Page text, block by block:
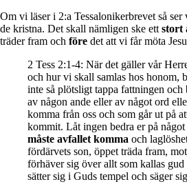
Om vi läser i 2:a Tessalonikerbrevet så
de kristna. Det skall nämligen ske ett stort
träder fram och före det att vi får möta
2 Tess 2:1-4: När det gäller vår
och hur vi skall samlas hos honom,
inte så plötsligt tappa fattningen och
av någon ande eller av något ord
komma från oss och som går ut på
kommit. Låt ingen bedra er på
måste avfallet komma och
fördärvets son, öppet träda fram,
förhäver sig över allt som kallas gud
sätter sig i Guds tempel och säger